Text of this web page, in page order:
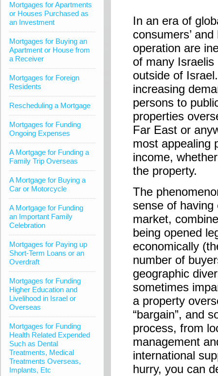
Mortgages for Apartments
or Houses Purchased as
an Investment
Mortgages for Buying an
Apartment or House from
a Receiver
Mortgages for Foreign
Residents
Rescheduling a Mortgage
Mortgages for Funding
Ongoing Expenses
A Mortgage for Funding a
Family Trip Overseas
A Mortgage for Buying a
Car or Motorcycle
A Mortgage for Funding
an Important Family
Celebration
Mortgages for Paying up
Short-Term Loans or an
Overdraft
Mortgages for Funding
Higher Education and
Livelihood in Israel or
Overseas
Mortgages for Funding
Health Related Expended
Such as Dental
Treatments, Medical
Treatments Overseas,
Implants, Etc
In an era of
consumers’
operation are
of many
outside of
increasing
persons to
properties
Far East or
most appealing
income,
the property.
The
sense of
market,
being opened
economically
number of
geographic
sometimes
a property
“bargain”, and
process, from
management
international
hurry, you can